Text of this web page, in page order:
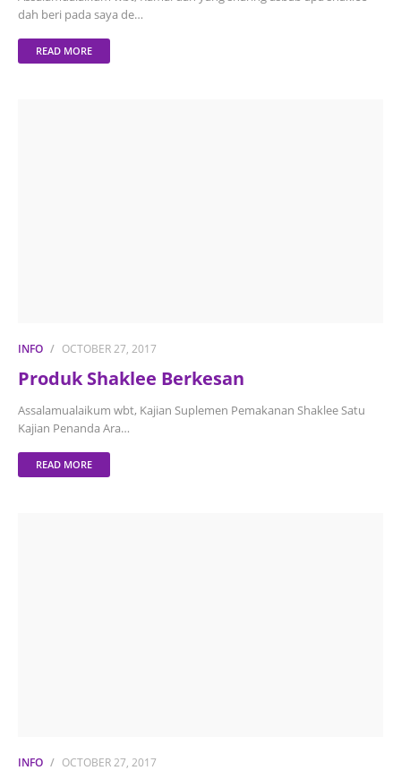
dah beri pada saya de…
READ MORE
INFO OCTOBER 27, 2017
Produk Shaklee Berkesan
Assalamualaikum wbt, Kajian Suplemen Pemakanan Shaklee Satu
Kajian Penanda Ara…
READ MORE
INFO OCTOBER 27, 2017